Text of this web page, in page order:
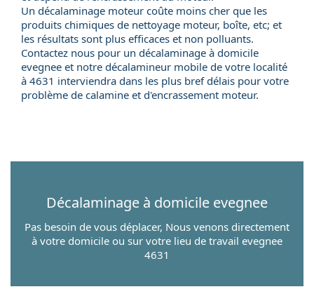
Un décalaminage moteur coûte moins cher que les
produits chimiques de nettoyage moteur, boîte, etc; et
les résultats sont plus efficaces et non polluants.
Contactez nous pour un décalaminage à domicile
evegnee et notre décalamineur mobile de votre localité
à 4631 interviendra dans les plus bref délais pour votre
problème de calamine et d'encrassement moteur.
Décalaminage à domicile evegnee
Pas besoin de vous déplacer, Nous venons directement
à votre domicile ou sur votre lieu de travail evegnee
4631